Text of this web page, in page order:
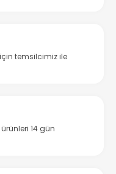
temsilcimiz ile
ürünleri 14 gün